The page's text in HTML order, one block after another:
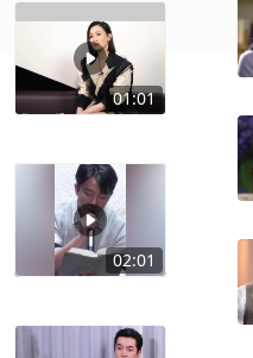
01:01
02:01